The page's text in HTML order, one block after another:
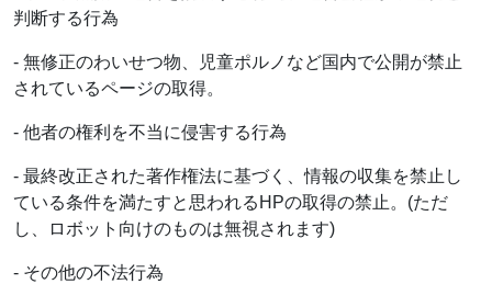
判断する行為
- 無修正のわいせつ物、児童ポルノなど国内で公開が禁止
されているページの取得。
- 他者の権利を不当に侵害する行為
- 最終改正された著作権法に基づく、情報の収集を禁止し
ている条件を満たすと思われるHPの取得の禁止。(ただ
し、ロボット向けのものは無視されます)
- その他の不法行為